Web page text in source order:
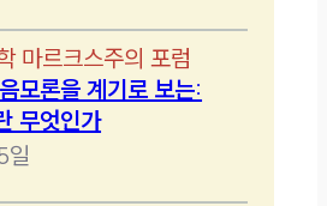
마르크스주의 포럼
모론을 계기로 보는:
무엇인가
일